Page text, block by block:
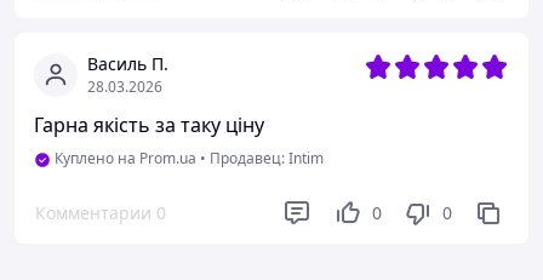
Василь П.
28.03.2026
Гарна якість за таку ціну
Куплено на Prom.ua • Продавец: Intim
Комментарии 0 0 0